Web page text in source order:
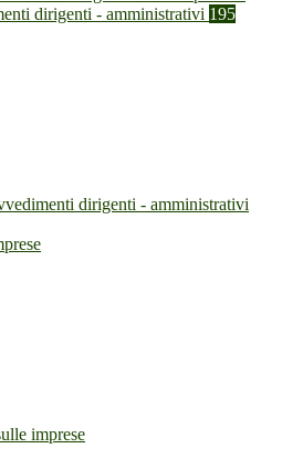
dirigenti - amministrativi 195
dirigenti - amministrativi
imprese